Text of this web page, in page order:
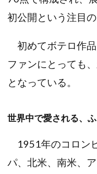
初公開という注目
初めてボテロ作
ファンにとっても
となっている。
世界中で愛される、
1951年のコロン
パ、北米、南米、